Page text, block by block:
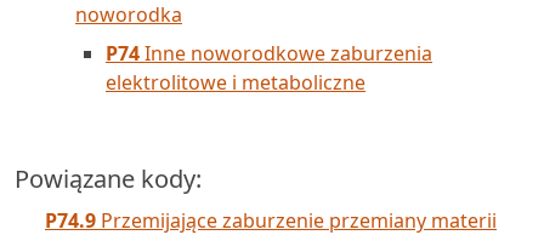
noworodka
P74Inne noworodkowe zaburzenia
elektrolitowe i metaboliczne
Powiązane kody:
P74.9 Przemijające zaburzenie przemiany materii